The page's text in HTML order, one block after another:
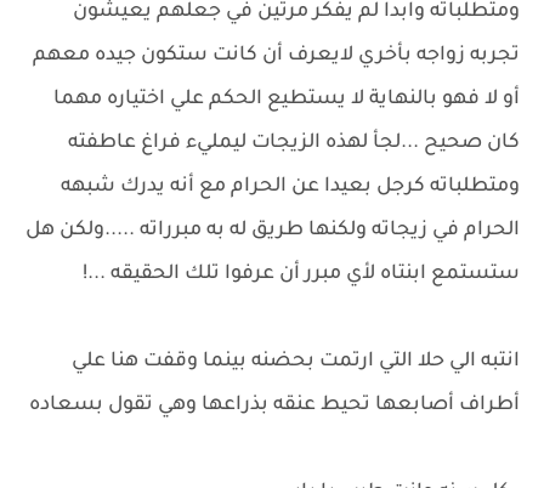
ومتطلباته وابدا لم يفكر مرتين في جعلهم يعيشون
تجربه زواجه بأخري لايعرف أن كانت ستكون جيده معهم
أو لا فهو بالنهاية لا يستطيع الحكم علي اختياره مهما
كان صحيح ...لجأ لهذه الزيجات ليمليء فراغ عاطفته
ومتطلباته كرجل بعيدا عن الحرام مع أنه يدرك شبهه
الحرام في زيجاته ولكنها طريق له به مبرراته .....ولكن هل
ستستمع ابنتاه لأي مبرر أن عرفوا تلك الحقيقه ...!
انتبه الي حلا التي ارتمت بحضنه بينما وقفت هنا علي
أطراف أصابعها تحيط عنقه بذراعها وهي تقول بسعاده